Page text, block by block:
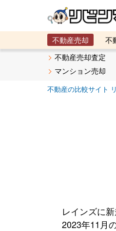
不動産売却 不
メタ住宅展示場
不動産売却査定
マンション売却
不動産の比較サイト
レインズに
2023年11月